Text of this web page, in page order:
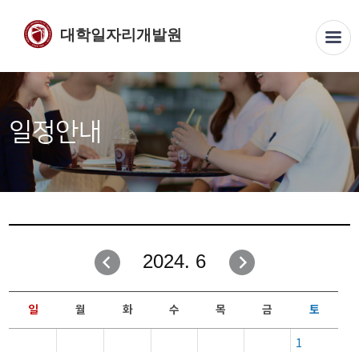
대학일자리개발원
일정안내
2024. 6
일 월 화 수 목 금 토
1